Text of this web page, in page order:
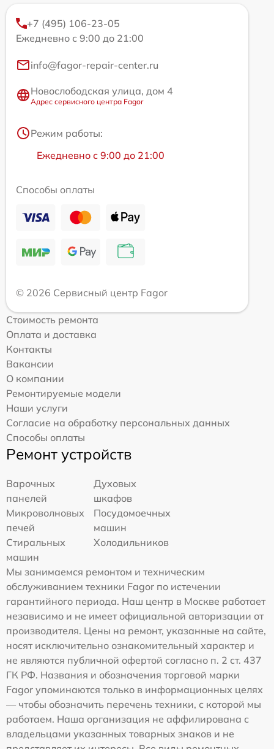
+7 (495) 106-23-05
Ежедневно с 9:00 до 21:00
info@fagor-repair-center.ru
Новослободская улица, дом 4
Адрес сервисного центра Fagor
Режим работы:
Ежедневно с 9:00 до 21:00
Способы оплаты
© 2026 Сервисный центр Fagor
Стоимость ремонта
Оплата и доставка
Контакты
Вакансии
О компании
Ремонтируемые модели
Наши услуги
Согласие на обработку персональных данных
Способы оплаты
Ремонт устройств
Варочных
панелей
Духовых
шкафов
Микроволновых
печей
Посудомоечных
машин
Стиральных
машин
Холодильников
Мы занимаемся ремонтом и техническим
обслуживанием техники Fagor по истечении
гарантийного периода. Наш центр в Москве работает
независимо и не имеет официальной авторизации от
производителя. Цены на ремонт, указанные на сайте,
носят исключительно ознакомительный характер и
не являются публичной офертой согласно п. 2 ст. 437
ГК РФ. Названия и обозначения торговой марки
Fagor упоминаются только в информационных целях
— чтобы обозначить перечень техники, с которой мы
работаем. Наша организация не аффилирована с
владельцами указанных товарных знаков и не